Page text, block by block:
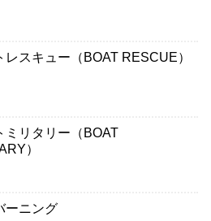
レスキュー（BOAT RESCUE）
ミリタリー（BOAT
）
ーニング